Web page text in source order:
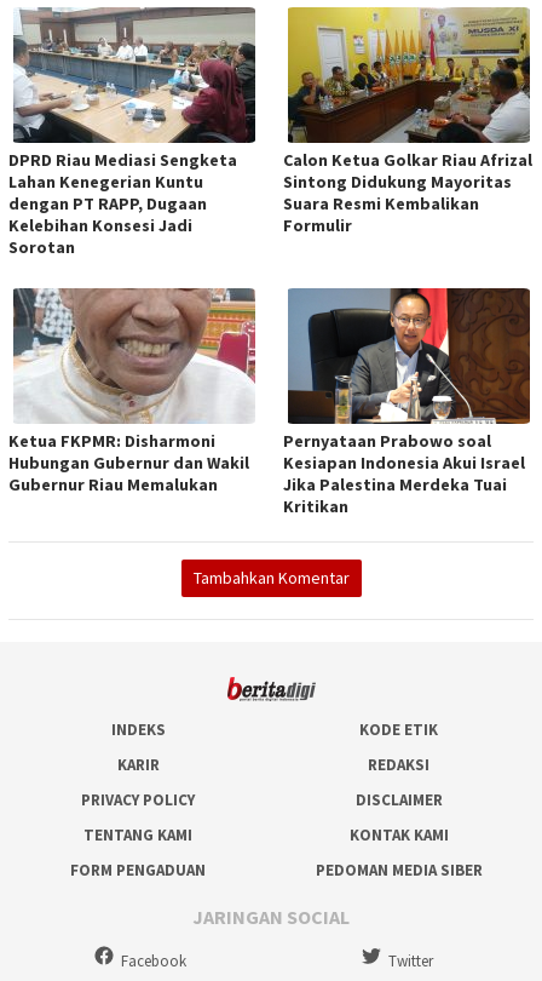
DPRD Riau Mediasi Sengketa
Lahan Kenegerian Kuntu
dengan PT RAPP, Dugaan
Kelebihan Konsesi Jadi
Sorotan
Calon Ketua Golkar Riau Afrizal
Sintong Didukung Mayoritas
Suara Resmi Kembalikan
Formulir
Ketua FKPMR: Disharmoni
Hubungan Gubernur dan Wakil
Gubernur Riau Memalukan
Pernyataan Prabowo soal
Kesiapan Indonesia Akui Israel
Jika Palestina Merdeka Tuai
Kritikan
Tambahkan Komentar
INDEKS
KODE ETIK
KARIR
REDAKSI
PRIVACY POLICY
DISCLAIMER
TENTANG KAMI
KONTAK KAMI
FORM PENGADUAN
PEDOMAN MEDIA SIBER
JARINGAN SOCIAL
Facebook Twitter